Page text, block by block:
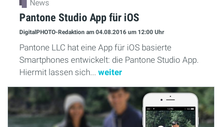
News
Pantone Studio App für iOS
DigitalPHOTO-Redaktion am 04.08.2016 um 12:00 Uhr
Pantone LLC hat eine App für iOS basierte
Smartphones entwickelt: die Pantone Studio App.
Hiermit lassen sich... weiter